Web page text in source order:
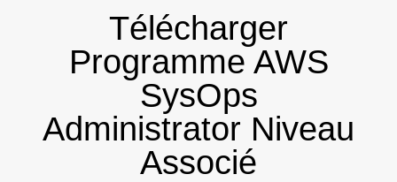
Télécharger
Programme AWS
SysOps
Administrator Niveau
Associé